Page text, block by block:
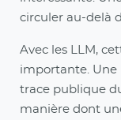
circuler au-delà
Avec les LLM,
importante.
trace publique
manière dont